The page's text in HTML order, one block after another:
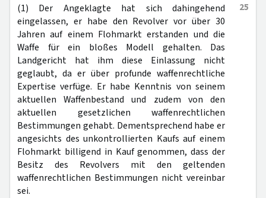
25
(1) Der Angeklagte hat sich dahingehend
eingelassen, er habe den Revolver vor über 30
Jahren auf einem Flohmarkt erstanden und die
Waffe für ein bloßes Modell gehalten. Das
Landgericht hat ihm diese Einlassung nicht
geglaubt, da er über profunde waffenrechtliche
Expertise verfüge. Er habe Kenntnis von seinem
aktuellen Waffenbestand und zudem von den
aktuellen gesetzlichen waffenrechtlichen
Bestimmungen gehabt. Dementsprechend habe er
angesichts des unkontrollierten Kaufs auf einem
Flohmarkt billigend in Kauf genommen, dass der
Besitz des Revolvers mit den geltenden
waffenrechtlichen Bestimmungen nicht vereinbar
sei.